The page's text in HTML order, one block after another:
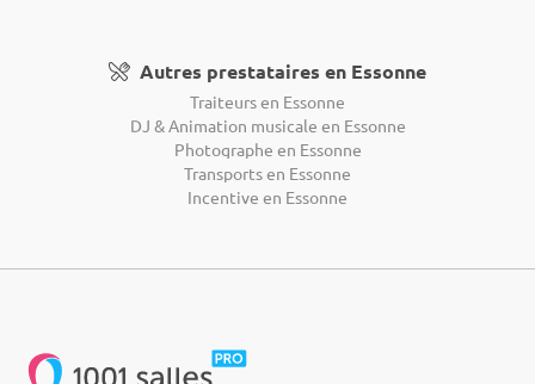
Autres prestataires en Essonne
Traiteurs en Essonne
DJ & Animation musicale en Essonne
Photographe en Essonne
Transports en Essonne
Incentive en Essonne